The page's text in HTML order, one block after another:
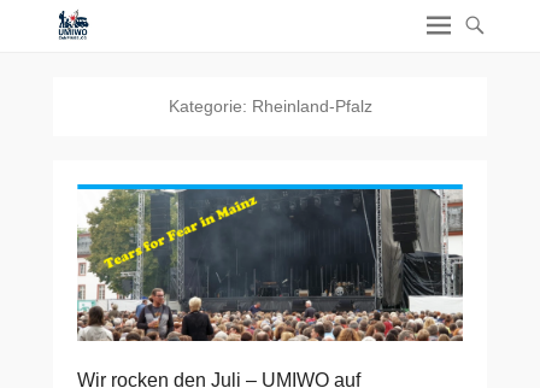
Kategorie: Rheinland-Pfalz
Wir rocken den Juli – UMIWO auf